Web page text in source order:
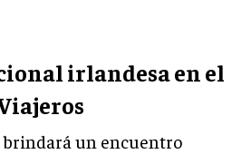
irlandesa en el
brindará un encuentro